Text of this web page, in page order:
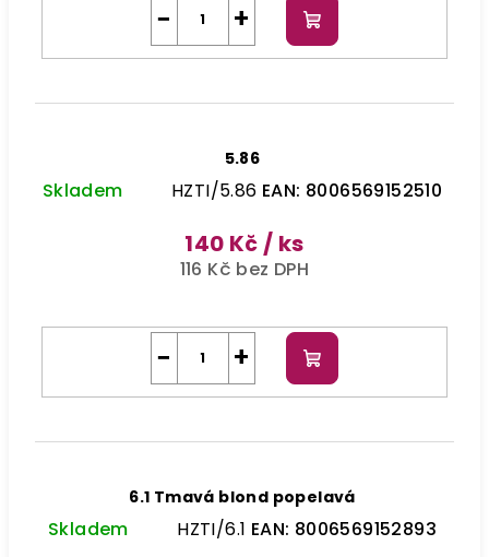
+
− Do
košíku
5.86
Skladem HZTI/5.86 EAN: 8006569152510
140 Kč / ks
116 Kč bez DPH
+
− Do
košíku
6.1 Tmavá blond popelavá
Skladem HZTI/6.1 EAN: 8006569152893